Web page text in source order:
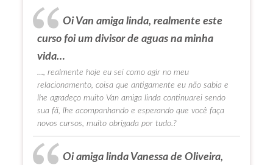
Oi Van amiga linda, realmente este
curso foi um divisor de aguas na minha
vida…
…, realmente hoje eu sei como agir no meu
relacionamento, coisa que antigamente eu não sabia e
lhe agradeço muito Van amiga linda continuarei sendo
sua fã, lhe acompanhando e esperando que você faça
novos cursos, muito obrigada por tudo.?
Oi amiga linda Vanessa de Oliveira,